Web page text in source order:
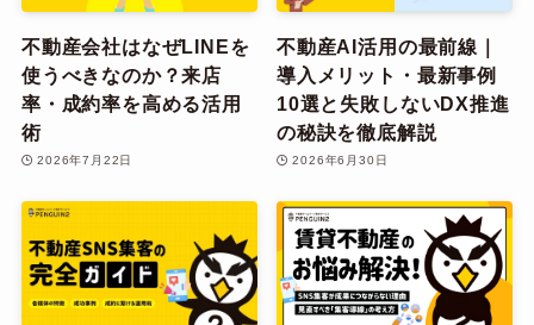
不動産会社はなぜLINEを
使うべきなのか？来店
率・成約率を高める活用
術
2026年7月22日
不動産AI活用の最前線｜
導入メリット・最新事例
10選と失敗しないDX推進
の秘訣を徹底解説
2026年6月30日